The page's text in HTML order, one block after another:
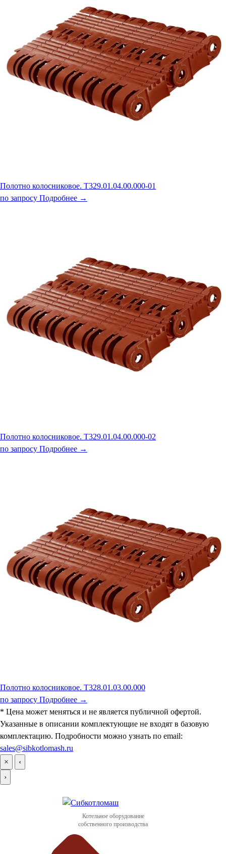
Полотно колосниковое. Т329.01.04.00.000-01
по запросу Подробнее →
Полотно колосниковое. Т329.01.04.00.000-02
по запросу Подробнее →
Полотно колосниковое. Т328.01.03.00.000
по запросу Подробнее →
* Цена может меняться и не является публичной офертой.
Указанные в описании комплектующие не входят в базовую
комплектацию. Подробности можно узнать по email:
sales@sibkotlomash.ru
×
‹
›
Котельное оборудование
собственного производства